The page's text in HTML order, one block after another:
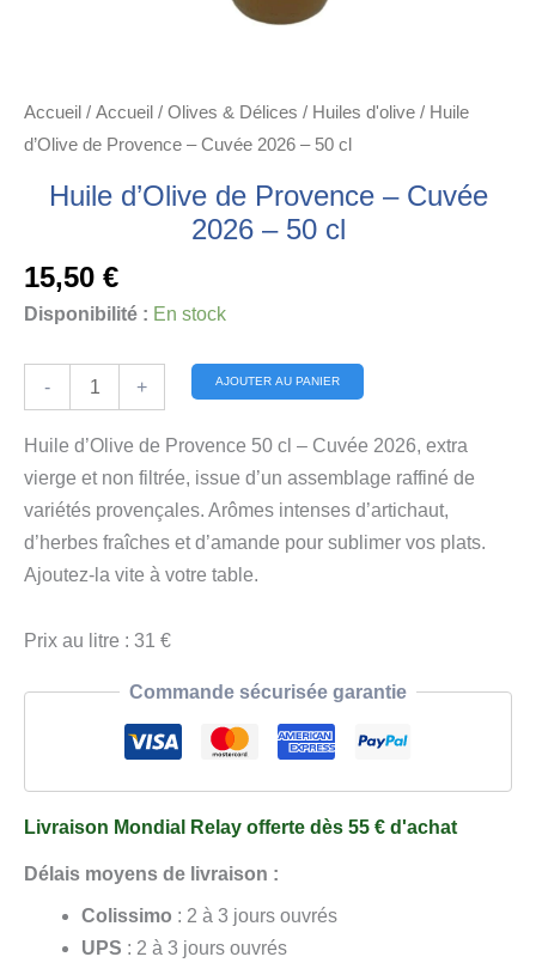
Accueil / Accueil / Olives & Délices / Huiles d'olive / Huile
d’Olive de Provence – Cuvée 2026 – 50 cl
Huile d’Olive de Provence – Cuvée
2026 – 50 cl
15,50 €
Disponibilité : En stock
-
de
Huile
d’Olive
de
Provence
–
2026
+ AJOUTER AU PANIER
Huile d’Olive de Provence 50 cl – Cuvée 2026, extra
vierge et non filtrée, issue d’un assemblage raffiné de
variétés provençales. Arômes intenses d’artichaut,
d’herbes fraîches et d’amande pour sublimer vos plats.
Ajoutez-la vite à votre table.
Prix au litre : 31 €
Commande sécurisée garantie
Livraison Mondial Relay offerte dès 55 € d'achat
Délais moyens de livraison :
Colissimo : 2 à 3 jours ouvrés
UPS : 2 à 3 jours ouvrés